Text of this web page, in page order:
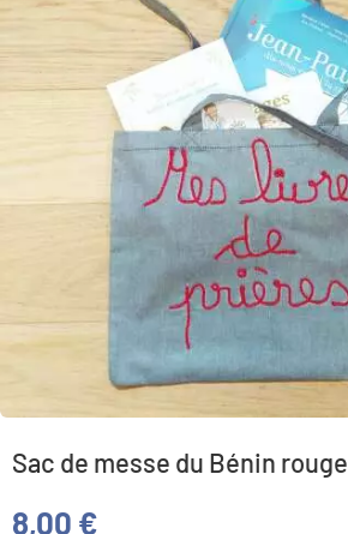
Sac de messe du Bénin rouge
8,00 €